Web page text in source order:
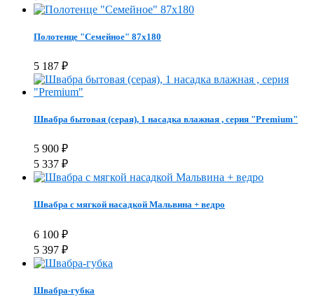
Полотенце "Семейное" 87х180
5 187 ₽
Швабра бытовая (серая), 1 насадка влажная , серия "Premium"
5 900 ₽
5 337 ₽
Швабра с мягкой насадкой Мальвина + ведро
6 100 ₽
5 397 ₽
Швабра-губка